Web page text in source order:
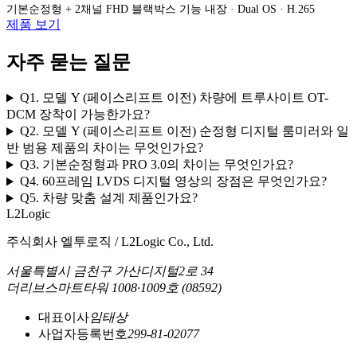
기본순정형 + 2채널 FHD 블랙박스 기능 내장 · Dual OS · H.265
제품 보기
자주 묻는 질문
Q1. 모델 Y (페이스리프트 이전) 차량에 트루사이트 OT-
DCM 장착이 가능한가요?
Q2. 모델 Y (페이스리프트 이전) 순정형 디지털 룸미러와 일
반 범용 제품의 차이는 무엇인가요?
Q3. 기본순정형과 PRO 3.0의 차이는 무엇인가요?
Q4. 60프레임 LVDS 디지털 영상의 장점은 무엇인가요?
Q5. 차량 맞춤 설계 제품인가요?
L2Logic
주식회사 엘투로직 / L2Logic Co., Ltd.
서울특별시 금천구 가산디지털2로 34
더리브스마트타워 1008·1009호 (08592)
대표이사임태상
사업자등록번호299-81-02077